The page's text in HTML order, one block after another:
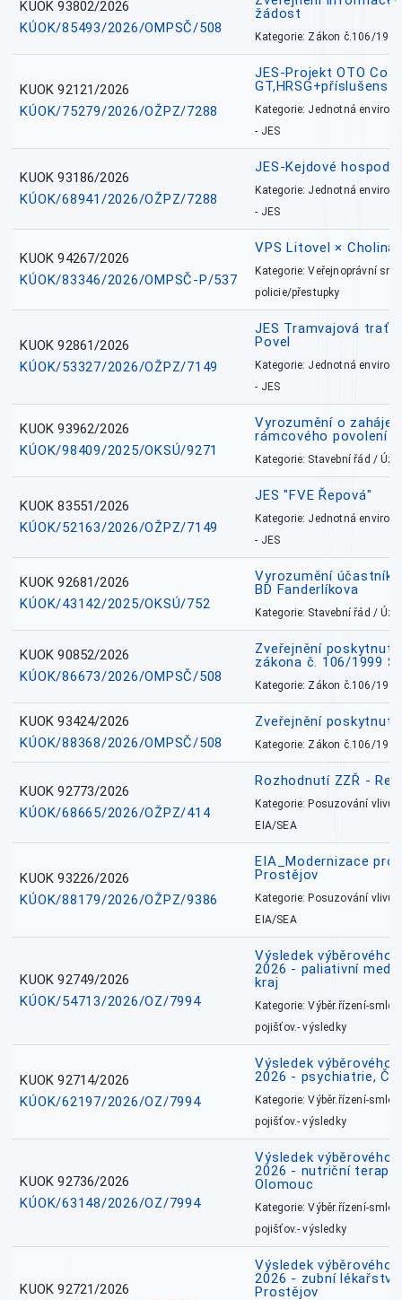
KUOK 93802/2026
KÚOK/85493/2026/OMPSČ/508
žádost
Kategorie: Zákon č.106/1999
KUOK 92121/2026
KÚOK/75279/2026/OŽPZ/7288
JES-Projekt OTO
Kategorie: Jednotná
- JES
KUOK 93186/2026
KÚOK/68941/2026/OŽPZ/7288
JES-Kejdové
Kategorie: Jednotná
- JES
KUOK 94267/2026
KÚOK/83346/2026/OMPSČ-P/537
VPS Litovel ×
Kategorie: Veřejnoprávní
policie/přestupky
KUOK 92861/2026
KÚOK/53327/2026/OŽPZ/7149
JES Tramvajová trať
Povel
Kategorie: Jednotná
- JES
KUOK 93962/2026
KÚOK/98409/2025/OKSÚ/9271
Vyrozumění o
rámcového povolení
Kategorie: Stavební řád /
KUOK 83551/2026
KÚOK/52163/2026/OŽPZ/7149
JES "FVE Řepová"
Kategorie: Jednotná
- JES
KUOK 92681/2026
KÚOK/43142/2025/OKSÚ/752
Vyrozumění
BD Fanderlíkova
Kategorie: Stavební řád /
KUOK 90852/2026
KÚOK/86673/2026/OMPSČ/508
Zveřejnění
zákona č. 106/1999
Kategorie: Zákon č.106/1999
KUOK 93424/2026
KÚOK/88368/2026/OMPSČ/508
Zveřejnění
Kategorie: Zákon č.106/1999
KUOK 92773/2026
KÚOK/68665/2026/OŽPZ/414
Rozhodnutí ZZŘ -
Kategorie: Posuzování vlivů
EIA/SEA
KUOK 93226/2026
KÚOK/88179/2026/OŽPZ/9386
EIA_Modernizace
Prostějov
Kategorie: Posuzování vlivů
EIA/SEA
KUOK 92749/2026
KÚOK/54713/2026/OZ/7994
Výsledek výběrového
2026 - paliativní
kraj
Kategorie: Výběr.řízení-
pojišťov.- výsledky
KUOK 92714/2026
KÚOK/62197/2026/OZ/7994
Výsledek výběrového
2026 - psychiatrie,
Kategorie: Výběr.řízení-
pojišťov.- výsledky
KUOK 92736/2026
KÚOK/63148/2026/OZ/7994
Výsledek výběrového
2026 - nutriční
Olomouc
Kategorie: Výběr.řízení-
pojišťov.- výsledky
KUOK 92721/2026
Výsledek výběrového
2026 - zubní
Prostějov